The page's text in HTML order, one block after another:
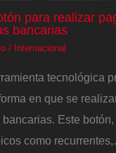
para realizar
bancarias
/ Internacional
tecnológica
en que se
Este
como